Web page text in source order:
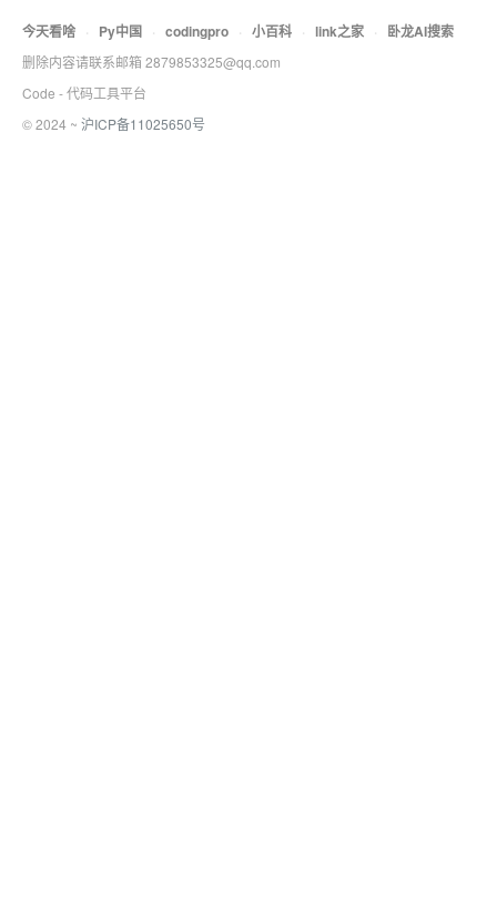
今天看啥 · Py中国 · codingpro · 小百科 · link之家 · 卧龙AI搜索
删除内容请联系邮箱 2879853325@qq.com
Code - 代码工具平台
© 2024 ~ 沪ICP备11025650号